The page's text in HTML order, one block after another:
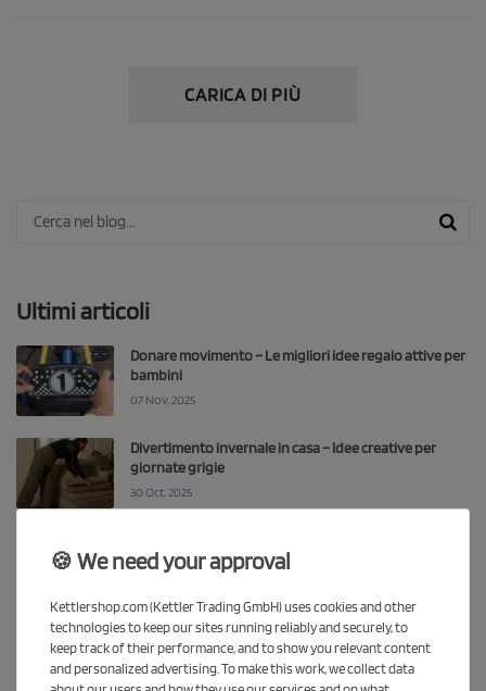
CARICA DI PIÙ
Ultimi articoli
Donare movimento – Le migliori idee regalo attive per
bambini
07 Nov, 2025
Divertimento invernale in casa – Idee creative per
giornate grigie
30 Oct, 2025
23 Oct, 2025
Coccole e creatività – Il divano gioco KETTLER, il rifugio
perfetto per l’autunno
16 Oct, 2025
🍪 We need your approval
Kettlershop.com (Kettler Trading GmbH) uses cookies and other
technologies to keep our sites running reliably and securely, to
keep track of their performance, and to show you relevant content
and personalized advertising. To make this work, we collect data